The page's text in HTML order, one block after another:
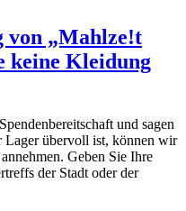
von „Mahlze!t
keine Kleidung
und sagen
übervoll ist, können wir
Geben Sie Ihre
der Stadt oder der